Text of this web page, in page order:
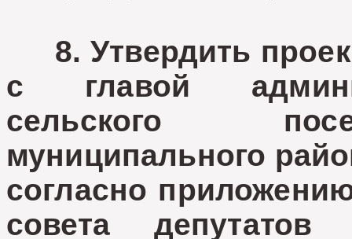
8. Утвердить
с главой
сельского
муниципального
согласно
совета депутатов